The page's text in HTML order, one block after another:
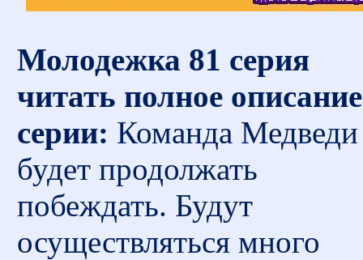
Молодежка 81 серия
читать полное описание
серии: Команда Медведи
будет продолжать
побеждать. Будут
осуществляться много